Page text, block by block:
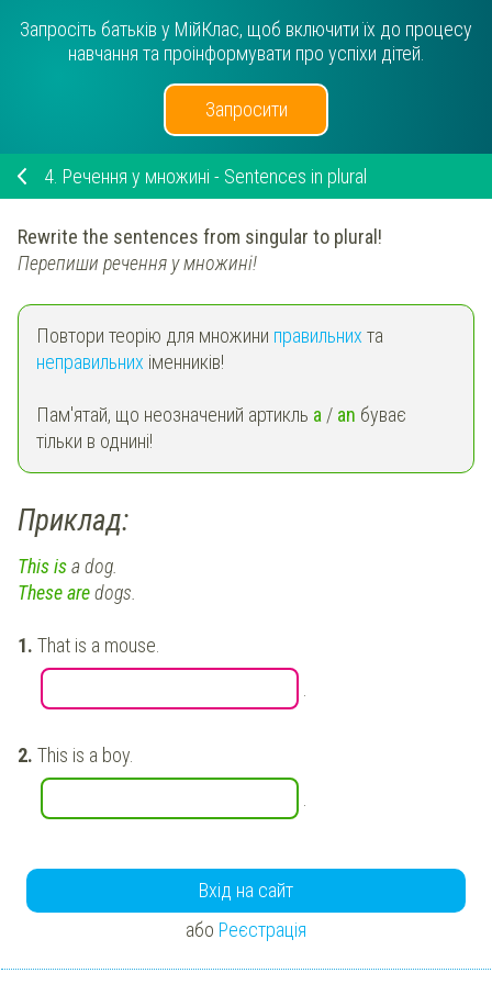
Запросіть батьків у МійКлас, щоб включити їх до процесу
навчання та проінформувати про успіхи дітей.
Запросити
4. Речення у множині - Sentences in plural
Rewrite the sentences from singular to plural!
Перепиши речення у множині!
Повтори теорію для множини правильних та
неправильних іменників!
Пам'ятай, що неозначений артикль a / an буває
тільки в однині!
Приклад:
Thisisa dog.
Thesearedogs.
That is a mouse.
This is a boy.
Вхід на сайт
або Реєстрація